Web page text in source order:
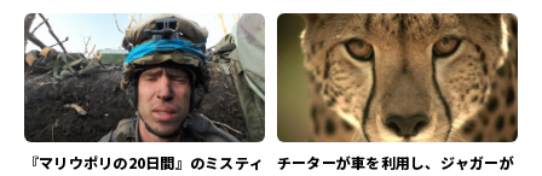
ー
情
報
ポ
タ
ストン』が7月23日（木）よりディ
ズニープラスで独占配信決定！
『マリウポリの20日間』のミスティ
チーターが車を利用し、ジャガーが